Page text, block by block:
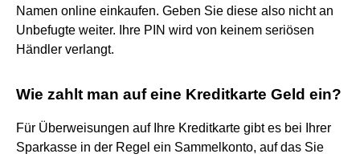
Namen online einkaufen. Geben Sie diese also nicht an
Unbefugte weiter. Ihre PIN wird von keinem seriösen
Händler verlangt.
Wie zahlt man auf eine Kreditkarte Geld ein?
Für Überweisungen auf Ihre Kreditkarte gibt es bei Ihrer
Sparkasse in der Regel ein Sammelkonto, auf das Sie